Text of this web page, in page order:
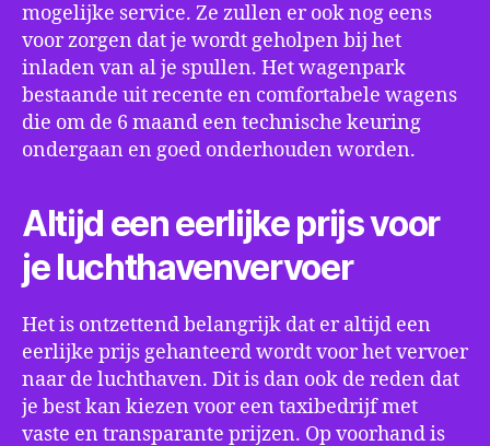
mogelijke service. Ze zullen er ook nog eens
voor zorgen dat je wordt geholpen bij het
inladen van al je spullen. Het wagenpark
bestaande uit recente en comfortabele wagens
die om de 6 maand een technische keuring
ondergaan en goed onderhouden worden.
Altijd een eerlijke prijs voor
je luchthavenvervoer
Het is ontzettend belangrijk dat er altijd een
eerlijke prijs gehanteerd wordt voor het vervoer
naar de luchthaven. Dit is dan ook de reden dat
je best kan kiezen voor een taxibedrijf met
vaste en transparante prijzen. Op voorhand is